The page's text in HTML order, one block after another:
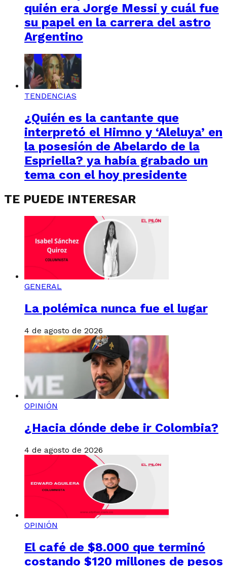
quién era Jorge Messi y cuál fue
su papel en la carrera del astro
Argentino
TENDENCIAS
¿Quién es la cantante que
interpretó el Himno y ‘Aleluya’ en
la posesión de Abelardo de la
Espriella? ya había grabado un
tema con el hoy presidente
TE PUEDE INTERESAR
GENERAL
La polémica nunca fue el lugar
4 de agosto de 2026
OPINIÓN
¿Hacia dónde debe ir Colombia?
4 de agosto de 2026
OPINIÓN
El café de $8.000 que terminó
costando $120 millones de pesos